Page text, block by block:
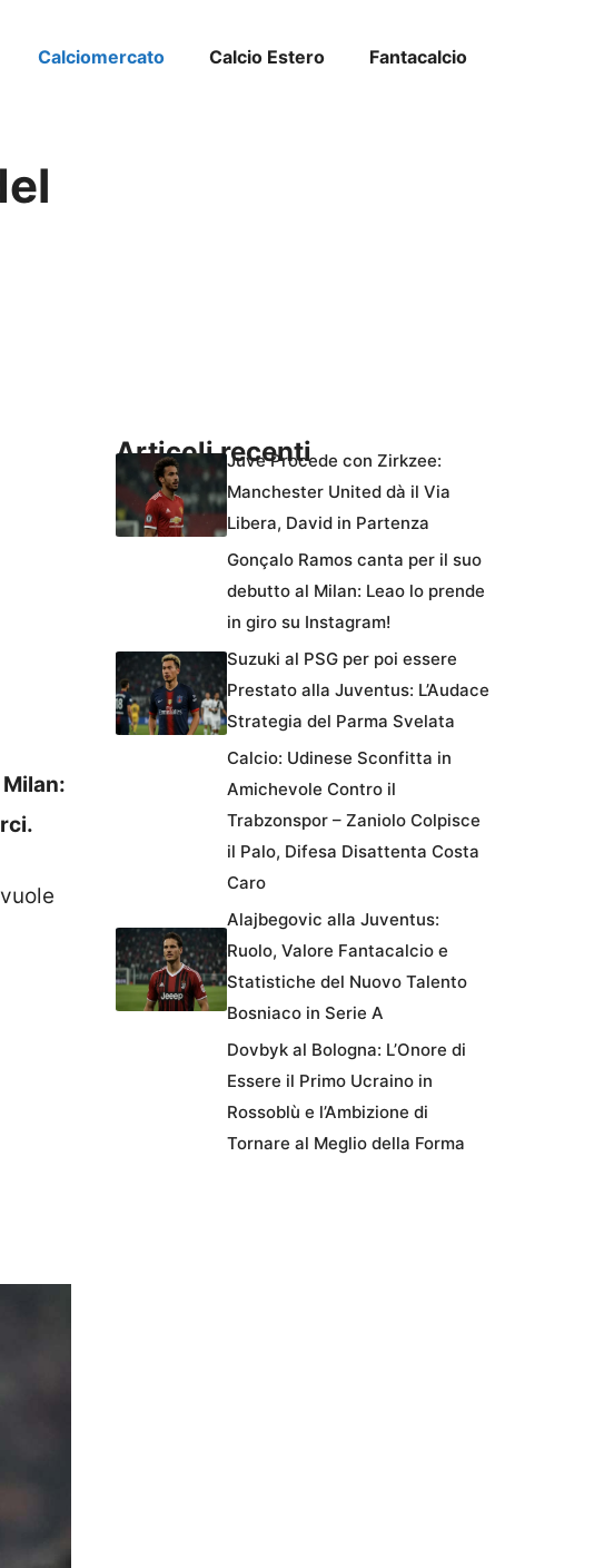
Calciomercato Calcio Estero Fantacalcio
Articoli recentiJuve Procede con Zirkzee:
Manchester United dà il Via
Libera, David in Partenza
Gonçalo Ramos canta per il suo
debutto al Milan: Leao lo prende
in giro su Instagram!
Suzuki al PSG per poi essere
Prestato alla Juventus: L’Audace
Strategia del Parma Svelata
Calcio: Udinese Sconfitta in
Amichevole Contro il
Trabzonspor – Zaniolo Colpisce
il Palo, Difesa Disattenta Costa
Caro
Alajbegovic alla Juventus:
Ruolo, Valore Fantacalcio e
Statistiche del Nuovo Talento
Bosniaco in Serie A
Dovbyk al Bologna: L’Onore di
Essere il Primo Ucraino in
Rossoblù e l’Ambizione di
Tornare al Meglio della Forma